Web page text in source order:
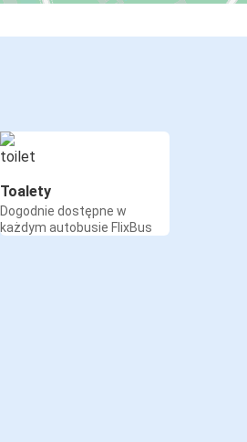
Toalety
Dogodnie dostępne w
każdym autobusie FlixBus